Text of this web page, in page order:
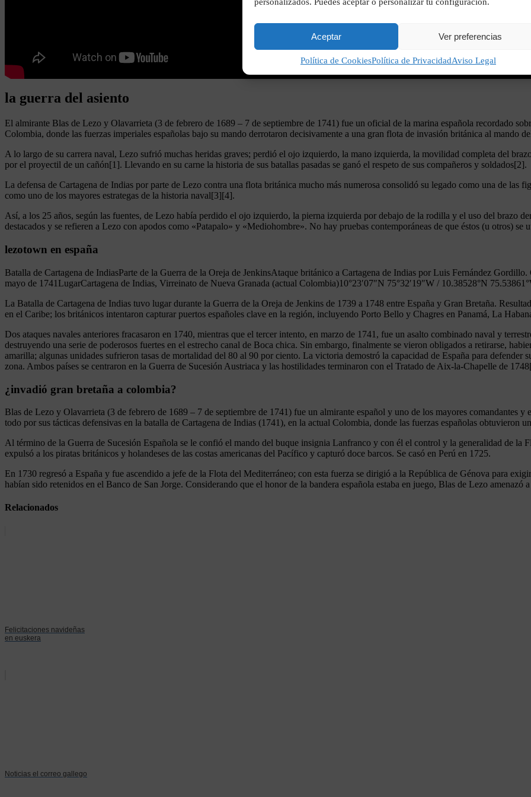
Aceptar Ver preferencias
Política de CookiesPolítica de PrivacidadAviso Legal
la guerra del asiento
El almirante Blas de Lezo y Olavarrieta (3 de febrero de 1689 – 7 de septiembre de 1741) fue un oficial de la marina española recordado
Colombia, donde las fuerzas imperiales españolas bajo su mando derrotaron decisivamente a una gran flota de invasión británica al mando
A lo largo de su carrera naval, Lezo sufrió muchas heridas graves; perdió el ojo izquierdo, la mano izquierda, la movilidad completa del
por el proyectil de un cañón[1]. Llevando en su carne la historia de sus batallas pasadas se ganó el respeto de sus compañeros y soldados[2].
La defensa de Cartagena de Indias por parte de Lezo contra una flota británica mucho más numerosa consolidó su legado como una de las
como uno de los mayores estrategas de la historia naval[3][4].
Así, a los 25 años, según las fuentes, de Lezo había perdido el ojo izquierdo, la pierna izquierda por debajo de la rodilla y el uso del brazo
destacados y se refieren a Lezo con apodos como «Patapalo» y «Mediohombre». No hay pruebas contemporáneas de que éstos (u otros) se
lezotown en españa
Batalla de Cartagena de IndiasParte de la Guerra de la Oreja de JenkinsAtaque británico a Cartagena de Indias por Luis Fernández
mayo de 1741LugarCartagena de Indias, Virreinato de Nueva Granada (actual Colombia)10°23′07″N 75°32′19″W / 10.38528°N
La Batalla de Cartagena de Indias tuvo lugar durante la Guerra de la Oreja de Jenkins de 1739 a 1748 entre España y Gran Bretaña.
en el Caribe; los británicos intentaron capturar puertos españoles clave en la región, incluyendo Porto Bello y Chagres en Panamá, La
Dos ataques navales anteriores fracasaron en 1740, mientras que el tercer intento, en marzo de 1741, fue un asalto combinado naval y
destruyendo una serie de poderosos fuertes en el estrecho canal de Boca chica. Sin embargo, finalmente se vieron obligados a retirarse,
amarilla; algunas unidades sufrieron tasas de mortalidad del 80 al 90 por ciento. La victoria demostró la capacidad de España para defender
zona. Ambos países se centraron en la Guerra de Sucesión Austriaca y las hostilidades terminaron con el Tratado de Aix-la-Chapelle de
¿invadió gran bretaña a colombia?
Blas de Lezo y Olavarrieta (3 de febrero de 1689 – 7 de septiembre de 1741) fue un almirante español y uno de los mayores comandantes y
todo por sus tácticas defensivas en la batalla de Cartagena de Indias (1741), en la actual Colombia, donde las fuerzas españolas obtuvieron
Al término de la Guerra de Sucesión Española se le confió el mando del buque insignia Lanfranco y con él el control y la generalidad de la
expulsó a los piratas británicos y holandeses de las costas americanas del Pacífico y capturó doce barcos. Se casó en Perú en 1725.
En 1730 regresó a España y fue ascendido a jefe de la Flota del Mediterráneo; con esta fuerza se dirigió a la República de Génova para
habían sido retenidos en el Banco de San Jorge. Considerando que el honor de la bandera española estaba en juego, Blas de Lezo amenazó
Relacionados
Felicitaciones navideñas
en euskera
Noticias el correo gallego